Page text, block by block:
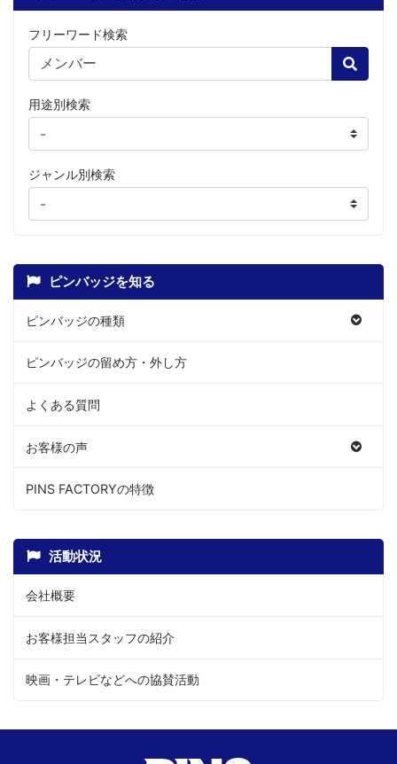
フリーワード検索
Search
用途別検索
ジャンル別検索
ピンバッジを知る
ピンバッジの種類
ピンバッジの留め方・外し方
よくある質問
お客様の声
PINS FACTORYの特徴
活動状況
会社概要
お客様担当スタッフの紹介
映画・テレビなどへの協賛活動